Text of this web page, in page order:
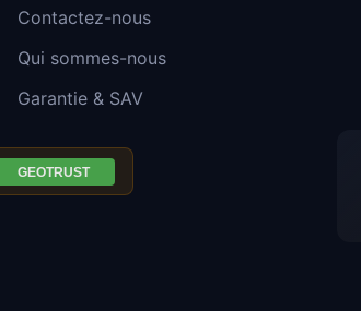
Contactez-nous
Qui sommes-nous
Garantie & SAV